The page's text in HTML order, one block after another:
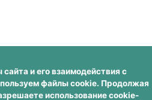
и его взаимодействия с
файлы cookie. Продолжая
использование cookie-